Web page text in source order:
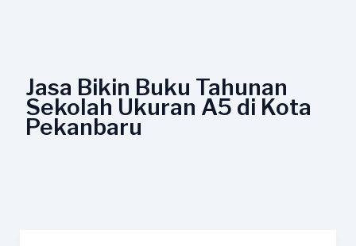
Jasa Bikin Buku Tahunan
Sekolah Ukuran A5 di Kota
Pekanbaru